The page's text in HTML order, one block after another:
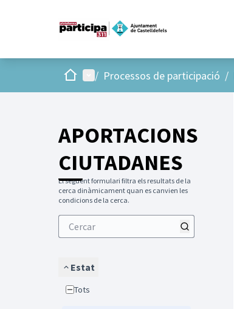
Inici Menú principal
/ Processos de participació /
APORTACIONS
CIUTADANES
El següent formulari filtra els resultats de la
cerca dinàmicament quan es canvien les
condicions de la cerca.
Estat
Tots